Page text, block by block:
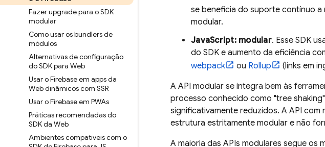
Fazer upgrade para o SDK
modular
Como usar os bundlers de
módulos
Alternativas de configuração
do SDK para Web
Usar o Firebase em apps da
Web dinâmicos com SSR
Usar o Firebase em PWAs
Práticas recomendadas do
SDK da Web
Ambientes compatíveis com o
se beneficia do suporte contínuo
modular.
JavaScript: modular. Esse SDK
do SDK e aumento da eficiência
webpack
ou Rollup
(links em
A API modular se integra bem às
processo conhecido como "tree
significativamente reduzidos. A API com
estrutura estritamente modular e não
A maioria das APIs modulares segue os